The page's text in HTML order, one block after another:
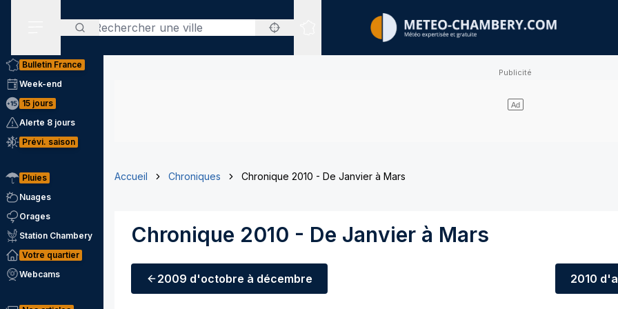
Rechercher
Sites expertisés
Bulletin France
Week-end
15 jours
Alerte 8 jours
Prévi. saison
Pluies
Nuages
Orages
Station Chambery
Votre quartier
Webcams
Accueil Chroniques Chronique 2010 - De Janvier à Mars
Chronique 2010 - De Janvier à Mars
2009 d'octobre à décembre 2010